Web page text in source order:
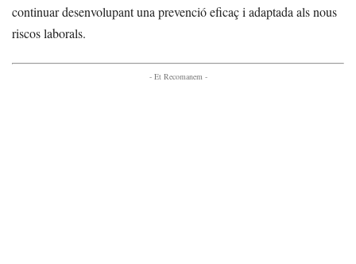
continuar desenvolupant una prevenció eficaç i adaptada als nous
riscos laborals.
- Et Recomanem -